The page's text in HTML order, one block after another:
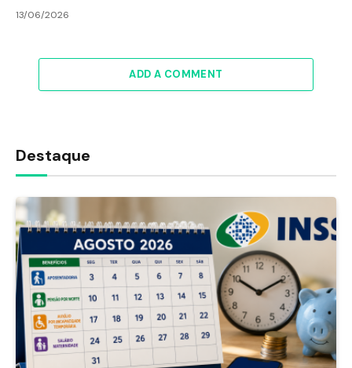
13/06/2026
ADD A COMMENT
Destaque